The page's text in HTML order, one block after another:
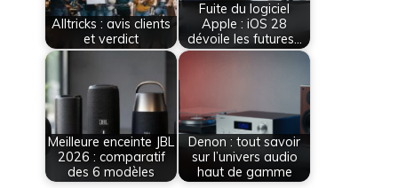
Alltricks : avis clients
et verdict
Fuite du logiciel
Apple : iOS 28
dévoile les futures…
Meilleure enceinte JBL
2026 : comparatif
des 6 modèles
Denon : tout savoir
sur l’univers audio
haut de gamme